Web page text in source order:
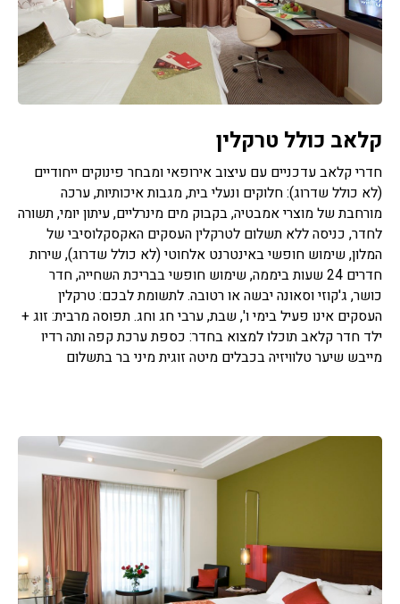
קלאב כולל טרקלין
חדרי קלאב עדכניים עם עיצוב אירופאי ומבחר פינוקים ייחודיים
(לא כולל שדרוג): חלוקים ונעלי בית, מגבות איכותיות, ערכה
מורחבת של מוצרי אמבטיה, בקבוק מים מינרליים, עיתון יומי, תשורה
לחדר, כניסה ללא תשלום לטרקלין העסקים האקסקלוסיבי של
המלון, שימוש חופשי באינטרנט אלחוטי (לא כולל שדרוג), שירות
חדרים 24 שעות ביממה, שימוש חופשי בבריכת השחייה, חדר
כושר, ג'קוזי וסאונה יבשה או רטובה. לתשומת לבכם: טרקלין
העסקים אינו פעיל בימי ו', שבת, ערבי חג וחג. תפוסה מרבית: זוג +
ילד חדר קלאב תוכלו למצוא בחדר: כספת ערכת קפה ותה רדיו
מייבש שיער טלוויזיה בכבלים מיטה זוגית מיני בר בתשלום